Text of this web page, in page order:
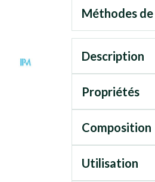
Méthodes
Description
Propriétés
Composition
Utilisation